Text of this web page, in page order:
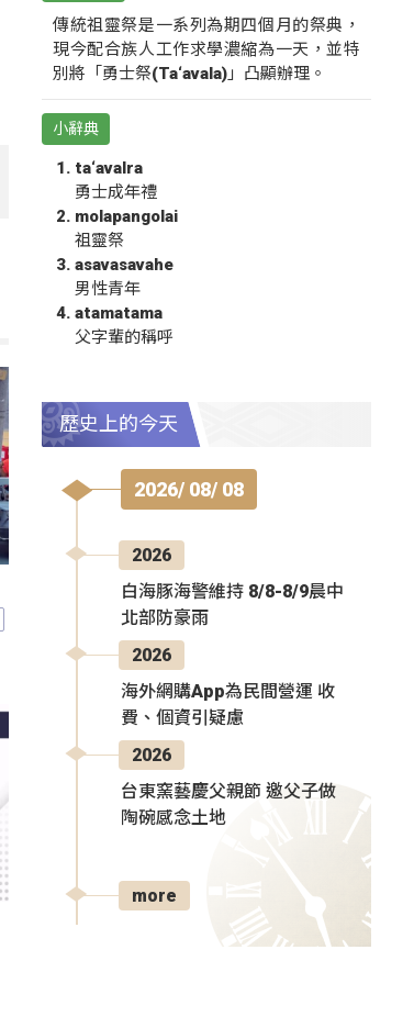
傳統祖靈祭是一系列為期四個月的祭典，
現今配合族人工作求學濃縮為一天，並特
別將「勇士祭(Ta‘avala)」凸顯辦理。
小辭典
ta‘avalra
勇士成年禮
molapangolai
祖靈祭
asavasavahe
男性青年
atamatama
父字輩的稱呼
歷史上的今天
2026/ 08/ 08
2026
白海豚海警維持 8/8-8/9晨中
北部防豪雨
2026
海外網購App為民間營運 收
費、個資引疑慮
2026
台東窯藝慶父親節 邀父子做
陶碗感念土地
more